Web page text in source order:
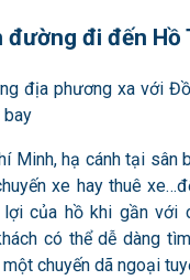
đường đi đến Hồ
địa phương xa với
bay
Minh, hạ cánh tại sân
xe hay thuê
của hồ khi gần với
có thể dễ dàng
chuyến dã ngoại